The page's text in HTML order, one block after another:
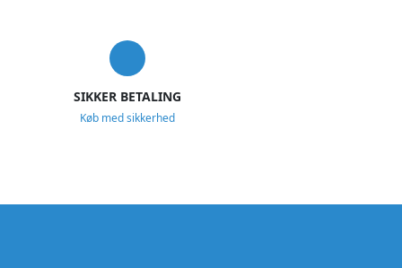
SIKKER BETALING
Køb med sikkerhed